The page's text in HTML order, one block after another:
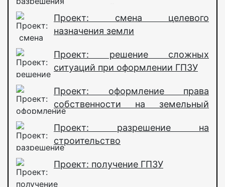
оформленной под строительство
Проект: смена целевого
назначения земли
Проект: решение сложных
ситуаций при оформлении ГПЗУ
Проект: оформление права
собственности на земельный
участок
Проект: разрешение на
строительство
Проект: получение ГПЗУ